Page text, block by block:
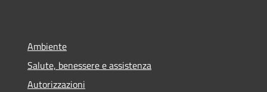
Ambiente
Salute, benessere e assistenza
Autorizzazioni